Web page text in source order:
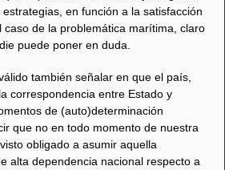
en función a la satisfacción
caso de la problemática marítima, claro
puede poner en duda.
también señalar en que el país,
correspondencia entre Estado y
de (auto)determinación
que no en todo momento de nuestra
obligado a asumir aquella
alta dependencia nacional respecto a